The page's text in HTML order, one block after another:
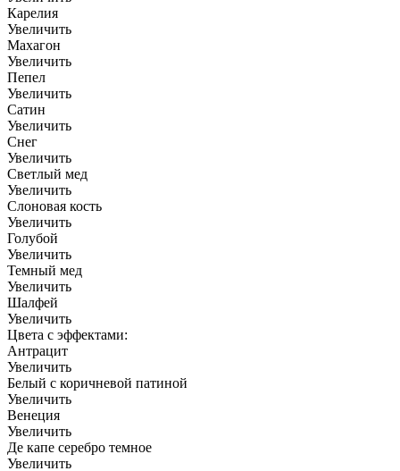
Карелия
Увеличить
Махагон
Увеличить
Пепел
Увеличить
Сатин
Увеличить
Снег
Увеличить
Светлый мед
Увеличить
Слоновая кость
Увеличить
Голубой
Увеличить
Темный мед
Увеличить
Шалфей
Увеличить
Цвета с эффектами:
Антрацит
Увеличить
Белый с коричневой патиной
Увеличить
Венеция
Увеличить
Де капе серебро темное
Увеличить